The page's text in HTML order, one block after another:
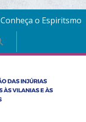
Conheça o Espiritsmo